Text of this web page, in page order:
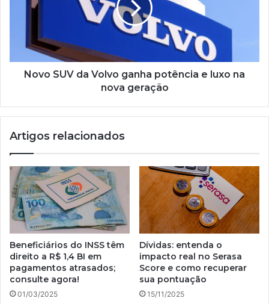
ganha
na
novaNovo SUV da Volvo ganha potência e luxo na
nova geração
Artigos relacionados
Beneficiários do INSS têm
direito a R$ 1,4 BI em
pagamentos atrasados;
consulte agora!
01/03/2025
Dívidas: entenda o
impacto real no Serasa
Score e como recuperar
sua pontuação
15/11/2025